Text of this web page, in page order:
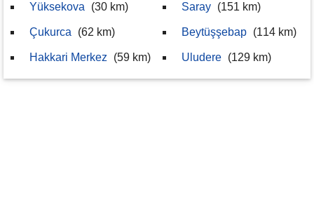
Yüksekova (30 km)
Çukurca (62 km)
Hakkari Merkez (59 km)
Saray (151 km)
Beytüşşebap (114 km)
Uludere (129 km)